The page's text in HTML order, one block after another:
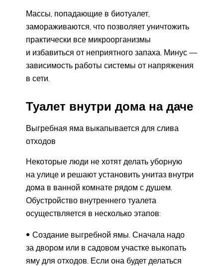
Массы, попадающие в биотуалет,
замораживаются, что позволяет уничтожить
практически все микроорганизмы
и избавиться от неприятного запаха. Минус —
зависимость работы системы от напряжения
в сети.
Туалет внутри дома на даче
Выгребная яма выкапывается для слива
отходов
Некоторые люди не хотят делать уборную
на улице и решают установить унитаз внутри
дома в ванной комнате рядом с душем.
Обустройство внутреннего туалета
осуществляется в несколько этапов:
Создание выгребной ямы. Сначала надо
за двором или в садовом участке выкопать
яму для отходов. Если она будет делаться